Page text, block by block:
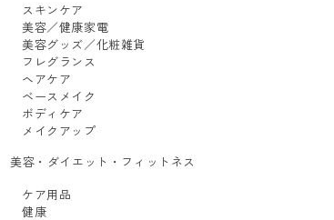
スキンケア
美容／健康家電
美容グッズ／化粧雑貨
フレグランス
ヘアケア
ベースメイク
ボディケア
メイクアップ
美容・ダイエット・フィットネス
ケア用品
健康